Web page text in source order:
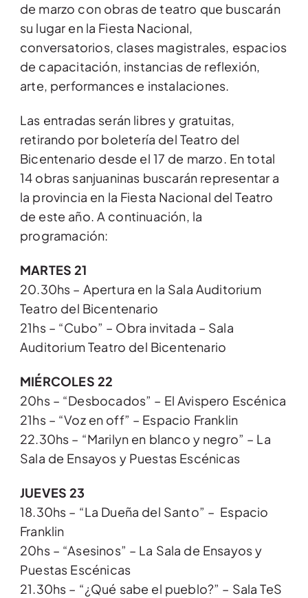
de marzo con obras de teatro que buscarán
su lugar en la Fiesta Nacional,
conversatorios, clases magistrales, espacios
de capacitación, instancias de reflexión,
arte, performances e instalaciones.
Las entradas serán libres y gratuitas,
retirando por boletería del Teatro del
Bicentenario desde el 17 de marzo. En total
14 obras sanjuaninas buscarán representar a
la provincia en la Fiesta Nacional del Teatro
de este año. A continuación, la
programación:
MARTES 21
20.30hs – Apertura en la Sala Auditorium
Teatro del Bicentenario
21hs – “Cubo” – Obra invitada – Sala
Auditorium Teatro del Bicentenario
MIÉRCOLES 22
20hs – “Desbocados” – El Avispero Escénica
21hs – “Voz en off” – Espacio Franklin
22.30hs – “Marilyn en blanco y negro” – La
Sala de Ensayos y Puestas Escénicas
JUEVES 23
18.30hs – “La Dueña del Santo” – Espacio
Franklin
20hs – “Asesinos” – La Sala de Ensayos y
Puestas Escénicas
21.30hs – “¿Qué sabe el pueblo?” – Sala TeS